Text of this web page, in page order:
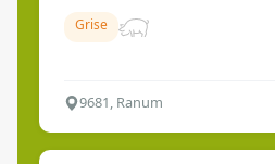
Grise
9681, Ranum